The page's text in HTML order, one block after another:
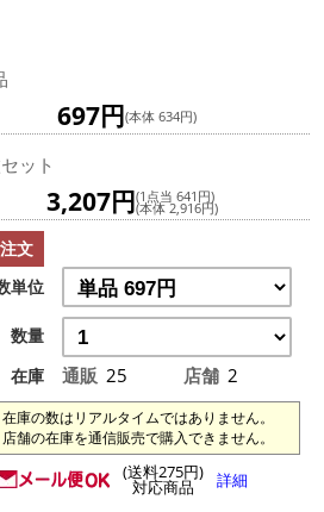
697円(本体 634円)
ット
3,207円(1点当 641円)
(本体 2,916円)
文
単位
数量
在庫
通販 25 店舗 2
在庫の数はリアルタイムではありません。
店舗の在庫を通信販売で購入できません。
(送料275円)
対応商品 詳細